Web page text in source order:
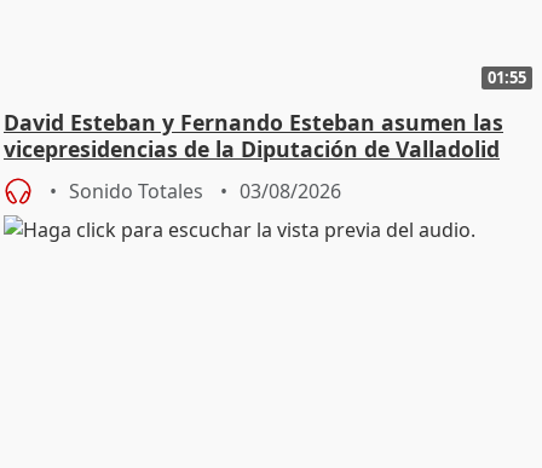
01:55
David Esteban y Fernando Esteban asumen las
vicepresidencias de la Diputación de Valladolid
Sonido Totales 03/08/2026